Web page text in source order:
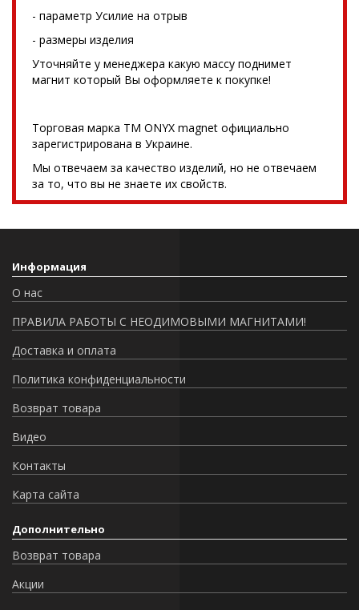
- параметр Усилие на отрыв
- размеры изделия
Уточняйте у менеджера какую массу поднимет
магнит который Вы оформляете к покупке!
Торговая марка TM ONYX magnet официально
зарегистрирована в Украине.
Мы отвечаем за качество изделий, но не отвечаем
за то, что вы не знаете их свойств.
Информация
О нас
ПРАВИЛА РАБОТЫ С НЕОДИМОВЫМИ МАГНИТАМИ!
Доставка и оплата
Политика конфиденциальности
Возврат товара
Видео
Контакты
Карта сайта
Дополнительно
Возврат товара
Акции